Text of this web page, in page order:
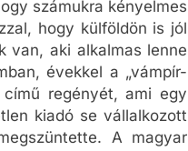
számukra kényelmes
hogy külföldön is jól
van, aki alkalmas lenne
évekkel a „vámpír-
regényét, ami egy
kiadó se vállalkozott
A magyar